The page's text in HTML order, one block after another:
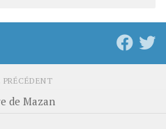
PRÉCÉDENT
de Mazan